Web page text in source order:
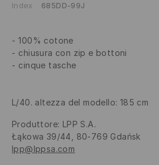
Index 685DD-99J
100% cotone
chiusura con zip e bottoni
cinque tasche
L/40. altezza del modello: 185 cm
Produttore: LPP S.A.
Łąkowa 39/44, 80-769 Gdańsk
lpp@lppsa.com